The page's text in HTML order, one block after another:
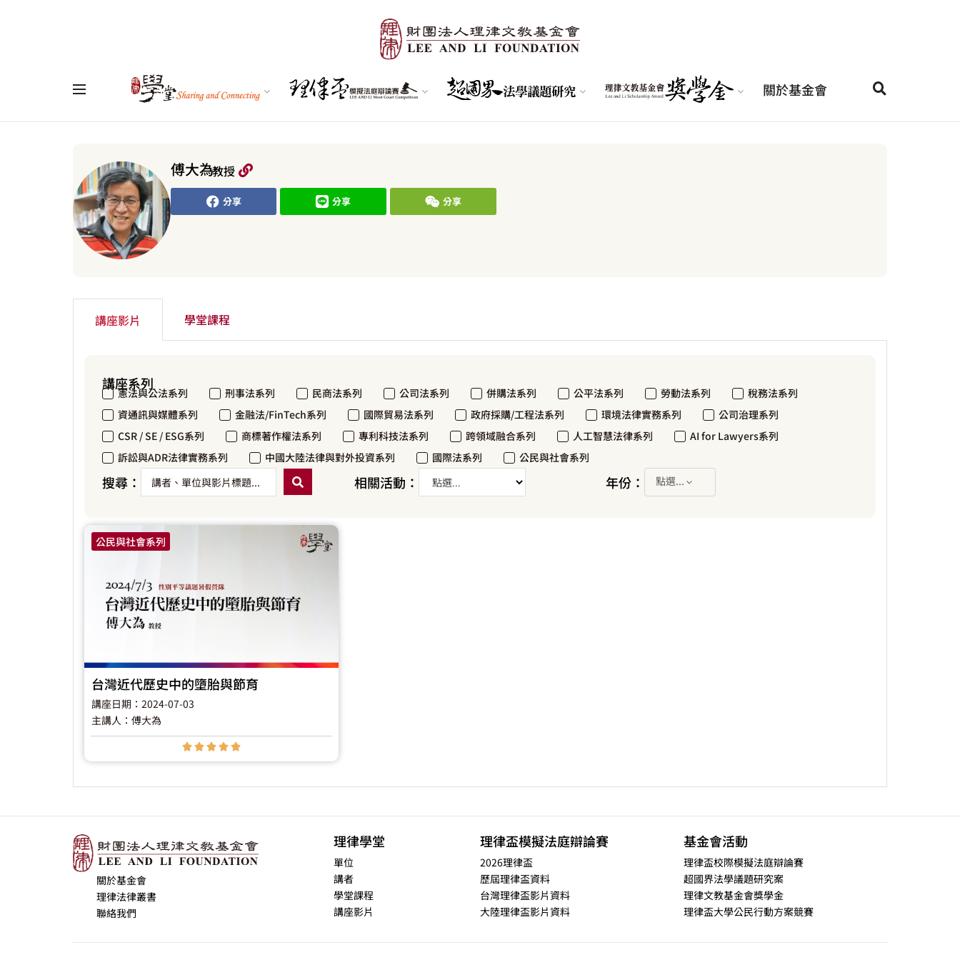
關於基金會
傅大為教授
分享 分享 分享
講座影片 學堂課程
講座系列
憲法與公法系列 刑事法系列 民商法系列 公司法系列 併購法系列 公平法系列 勞動法系列
稅務法系列
資通訊與媒體系列
金融法/FinTech系列 國際貿易法系列 政府採購/工程法系列 環境法律實務系列
公司治理系列
CSR / SE / ESG系列
商標著作權法系列 專利科技法系列 跨領域融合系列 人工智慧法律系列
AI for Lawyers系列
訴訟與ADR法律實務系列
中國大陸法律與對外投資系列 國際法系列 公民與社會系列
搜尋： 相關活動： 年份： 點選...
公民與社會系列
台灣近代歷史中的墮胎與節育
講座日期：2024-07-03
主講人：傅大為
    
關於基金會
理律法律叢書
聯絡我們
理律學堂
單位
講者
學堂課程
講座影片
理律盃模擬法庭辯論賽
2026理律盃
歷屆理律盃資料
台灣理律盃影片資料
大陸理律盃影片資料
基金會活動
理律盃校際模擬法庭辯論賽
超國界法學議題研究案
理律文教基金會獎學金
理律盃大學公民行動方案競賽